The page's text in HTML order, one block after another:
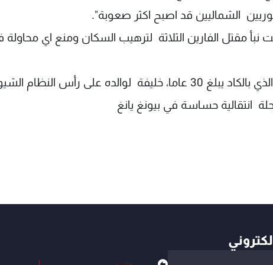
الشماليين قد اصبح اكثر صعوبة".
مقتل الفارين الثلاثة لترهيب السكان ومنع اي محاولة
وفي الاسبوع الماضي تم تنصيب كيم جونغ اون، الذي بالكاد يبلغ 30 عاما، خليفة لوالده على رأس
انتقالية حساسة في بيونغ يانغ